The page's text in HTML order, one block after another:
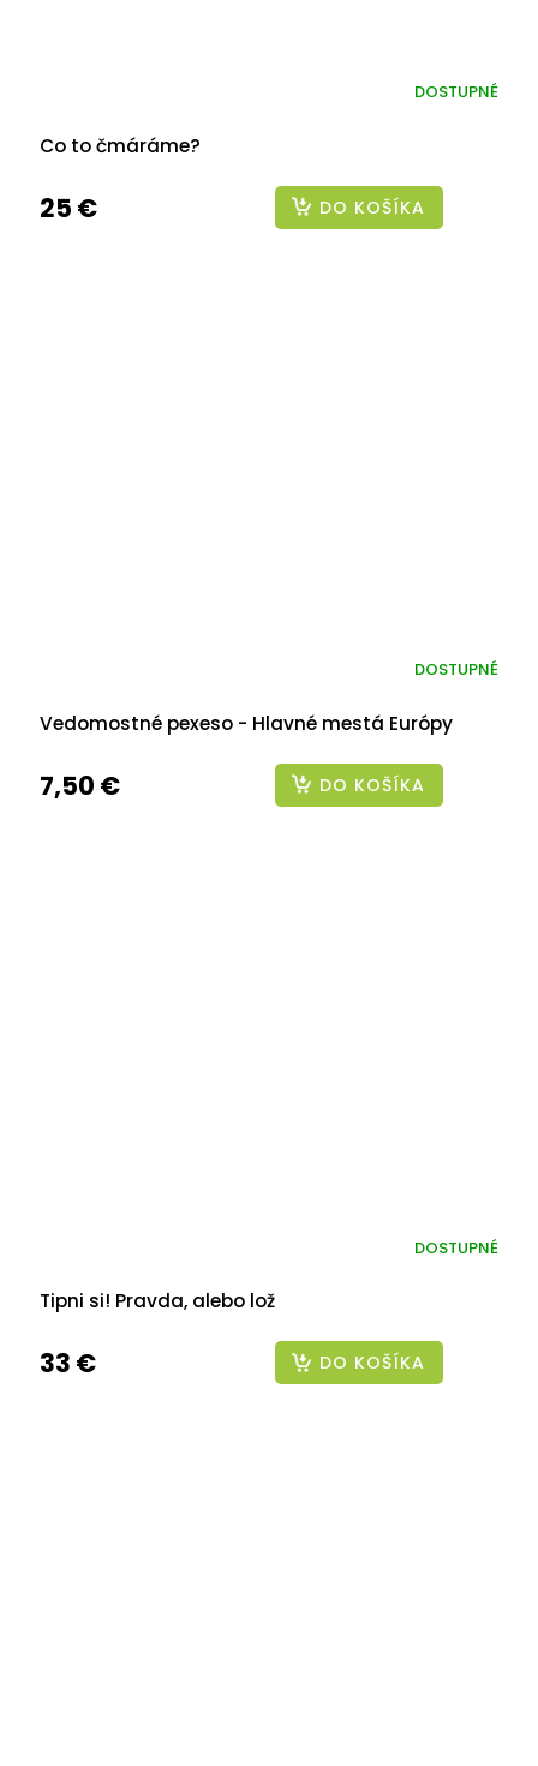
Co to čmáráme?
DOSTUPNÉ
25 € DO KOŠÍKA
Vedomostné pexeso - Hlavné mestá Európy
DOSTUPNÉ
7,50 € DO KOŠÍKA
Tipni si! Pravda, alebo lož
DOSTUPNÉ
33 € DO KOŠÍKA